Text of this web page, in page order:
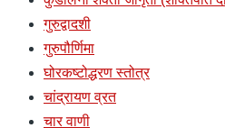
गुरुद्वादशी
गुरुपौर्णिमा
घोरकष्टोद्धरण स्तोत्र
चांद्रायण व्रत
चार वाणी